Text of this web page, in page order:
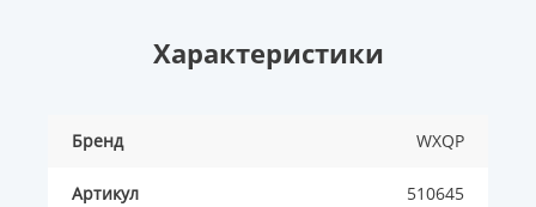
Характеристики
Бренд WXQP
Артикул 510645